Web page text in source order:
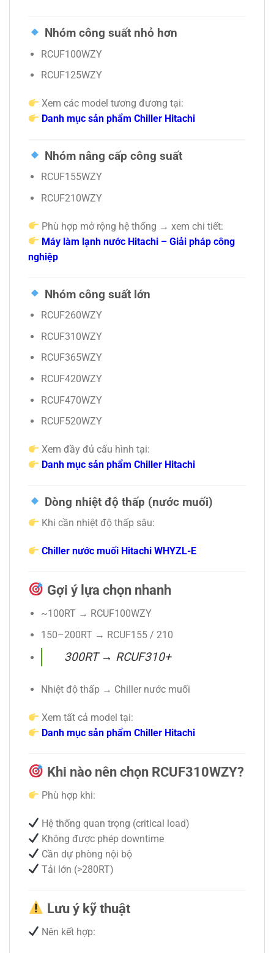
Nhóm công suất nhỏ hơn
RCUF100WZY
RCUF125WZY
Xem các model tương đương tại:
Danh mục sản phẩm Chiller Hitachi
Nhóm nâng cấp công suất
RCUF155WZY
RCUF210WZY
Phù hợp mở rộng hệ thống → xem chi tiết:
Máy làm lạnh nước Hitachi – Giải pháp công
nghiệp
Nhóm công suất lớn
RCUF260WZY
RCUF310WZY
RCUF365WZY
RCUF420WZY
RCUF470WZY
RCUF520WZY
Xem đầy đủ cấu hình tại:
Danh mục sản phẩm Chiller Hitachi
Dòng nhiệt độ thấp (nước muối)
Khi cần nhiệt độ thấp sâu:
Chiller nước muối Hitachi WHYZL-E
Gợi ý lựa chọn nhanh
~100RT → RCUF100WZY
150–200RT → RCUF155 / 210
300RT → RCUF310+
Nhiệt độ thấp → Chiller nước muối
Xem tất cả model tại:
Danh mục sản phẩm Chiller Hitachi
Khi nào nên chọn RCUF310WZY?
Phù hợp khi:
Hệ thống quan trọng (critical load)
Không được phép downtime
Cần dự phòng nội bộ
Tải lớn (>280RT)
Lưu ý kỹ thuật
Nên kết hợp: